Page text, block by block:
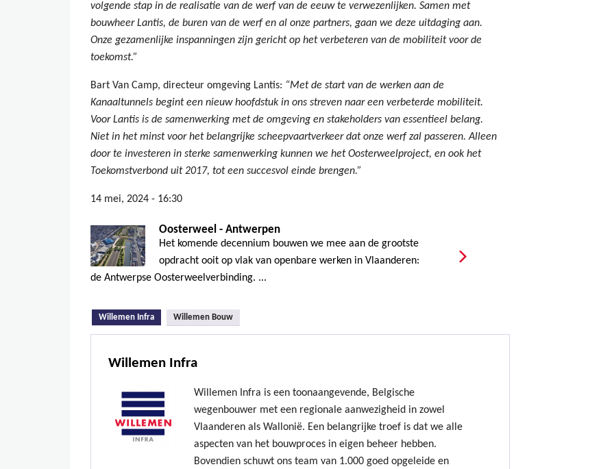
volgende stap in de realisatie van de werf van de eeuw te verwezenlijken. Samen met
bouwheer Lantis, de buren van de werf en al onze partners, gaan we deze uitdaging aan.
Onze gezamenlijke inspanningen zijn gericht op het verbeteren van de mobiliteit voor de
toekomst.”
Bart Van Camp, directeur omgeving Lantis: “Met de start van de werken aan de
Kanaaltunnels begint een nieuw hoofdstuk in ons streven naar een verbeterde mobiliteit.
Voor Lantis is de samenwerking met de omgeving en stakeholders van essentieel belang.
Niet in het minst voor het belangrijke scheepvaartverkeer dat onze werf zal passeren. Alleen
door te investeren in sterke samenwerking kunnen we het Oosterweelproject, en ook het
Toekomstverbond uit 2017, tot een succesvol einde brengen.”
14 mei, 2024 - 16:30
Oosterweel - Antwerpen
Het komende decennium bouwen we mee aan de grootste
opdracht ooit op vlak van openbare werken in Vlaanderen:
de Antwerpse Oosterweelverbinding. ...
Willemen Infra (actieve tabblad)
Willemen Bouw
Willemen Infra
Willemen Infra is een toonaangevende, Belgische
wegenbouwer met een regionale aanwezigheid in zowel
Vlaanderen als Wallonië. Een belangrijke troef is dat we alle
aspecten van het bouwproces in eigen beheer hebben.
Bovendien schuwt ons team van 1.000 goed opgeleide en